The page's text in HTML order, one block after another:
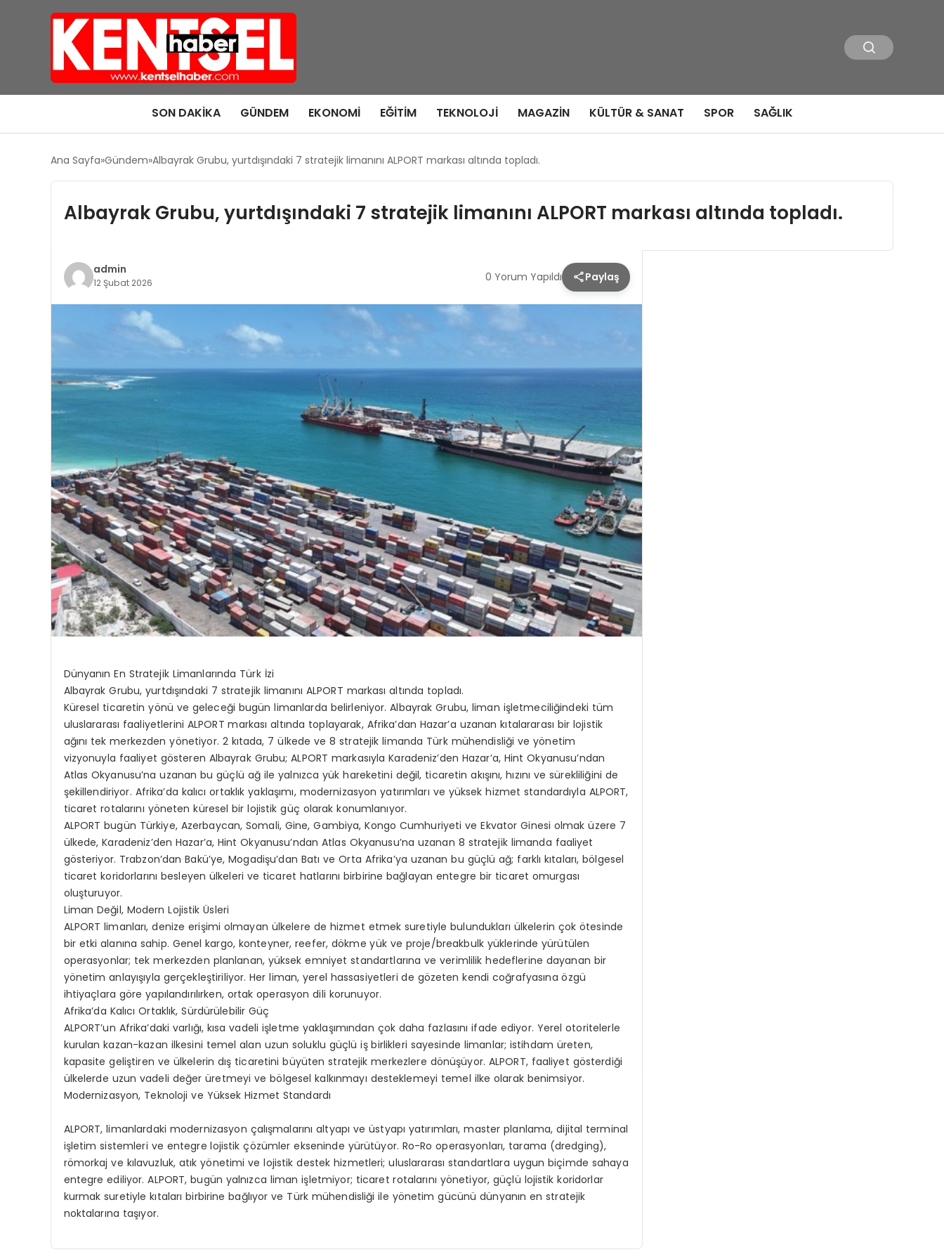
SON DAKIKA GÜNDEM EKONOMI EĞITIM TEKNOLOJI MAGAZIN KÜLTÜR & SANAT SPOR SAĞLIK
Ana Sayfa Gündem Albayrak Grubu, yurtdışındaki 7 stratejik limanını ALPORT markası altında topladı.
Albayrak Grubu, yurtdışındaki 7 stratejik limanını ALPORT markası altında topladı.
admin
12 Şubat 2026 0 Yorum Yapıldı Paylaş
Dünyanın En Stratejik Limanlarında Türk İzi
Albayrak Grubu, yurtdışındaki 7 stratejik limanını ALPORT markası altında topladı.
Küresel ticaretin yönü ve geleceği bugün limanlarda belirleniyor. Albayrak Grubu, liman işletmeciliğindeki tüm
uluslararası faaliyetlerini ALPORT markası altında toplayarak, Afrika’dan Hazar’a uzanan kıtalararası bir lojistik
ağını tek merkezden yönetiyor. 2 kıtada, 7 ülkede ve 8 stratejik limanda Türk mühendisliği ve yönetim
vizyonuyla faaliyet gösteren Albayrak Grubu; ALPORT markasıyla Karadeniz’den Hazar’a, Hint Okyanusu’ndan
Atlas Okyanusu’na uzanan bu güçlü ağ ile yalnızca yük hareketini değil, ticaretin akışını, hızını ve sürekliliğini de
şekillendiriyor. Afrika’da kalıcı ortaklık yaklaşımı, modernizasyon yatırımları ve yüksek hizmet standardıyla ALPORT,
ticaret rotalarını yöneten küresel bir lojistik güç olarak konumlanıyor.
ALPORT bugün Türkiye, Azerbaycan, Somali, Gine, Gambiya, Kongo Cumhuriyeti ve Ekvator Ginesi olmak üzere 7
ülkede, Karadeniz’den Hazar’a, Hint Okyanusu’ndan Atlas Okyanusu’na uzanan 8 stratejik limanda faaliyet
gösteriyor. Trabzon’dan Bakü’ye, Mogadişu’dan Batı ve Orta Afrika’ya uzanan bu güçlü ağ; farklı kıtaları, bölgesel
ticaret koridorlarını besleyen ülkeleri ve ticaret hatlarını birbirine bağlayan entegre bir ticaret omurgası
oluşturuyor.
Liman Değil, Modern Lojistik Üsleri
ALPORT limanları, denize erişimi olmayan ülkelere de hizmet etmek suretiyle bulundukları ülkelerin çok ötesinde
bir etki alanına sahip. Genel kargo, konteyner, reefer, dökme yük ve proje/breakbulk yüklerinde yürütülen
operasyonlar; tek merkezden planlanan, yüksek emniyet standartlarına ve verimlilik hedeflerine dayanan bir
yönetim anlayışıyla gerçekleştiriliyor. Her liman, yerel hassasiyetleri de gözeten kendi coğrafyasına özgü
ihtiyaçlara göre yapılandırılırken, ortak operasyon dili korunuyor.
Afrika’da Kalıcı Ortaklık, Sürdürülebilir Güç
ALPORT’un Afrika’daki varlığı, kısa vadeli işletme yaklaşımından çok daha fazlasını ifade ediyor. Yerel otoritelerle
kurulan kazan-kazan ilkesini temel alan uzun soluklu güçlü iş birlikleri sayesinde limanlar; istihdam üreten,
kapasite geliştiren ve ülkelerin dış ticaretini büyüten stratejik merkezlere dönüşüyor. ALPORT, faaliyet gösterdiği
ülkelerde uzun vadeli değer üretmeyi ve bölgesel kalkınmayı desteklemeyi temel ilke olarak benimsiyor.
Modernizasyon, Teknoloji ve Yüksek Hizmet Standardı
ALPORT, limanlardaki modernizasyon çalışmalarını altyapı ve üstyapı yatırımları, master planlama, dijital terminal
işletim sistemleri ve entegre lojistik çözümler ekseninde yürütüyor. Ro-Ro operasyonları, tarama (dredging),
römorkaj ve kılavuzluk, atık yönetimi ve lojistik destek hizmetleri; uluslararası standartlara uygun biçimde sahaya
entegre ediliyor. ALPORT, bugün yalnızca liman işletmiyor; ticaret rotalarını yönetiyor, güçlü lojistik koridorlar
kurmak suretiyle kıtaları birbirine bağlıyor ve Türk mühendisliği ile yönetim gücünü dünyanın en stratejik
noktalarına taşıyor.